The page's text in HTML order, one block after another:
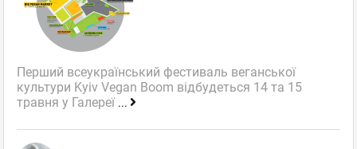
Перший всеукраїнський фестиваль веганської
культури Kyiv Vegan Boom відбудеться 14 та 15
травня у Галереї ...